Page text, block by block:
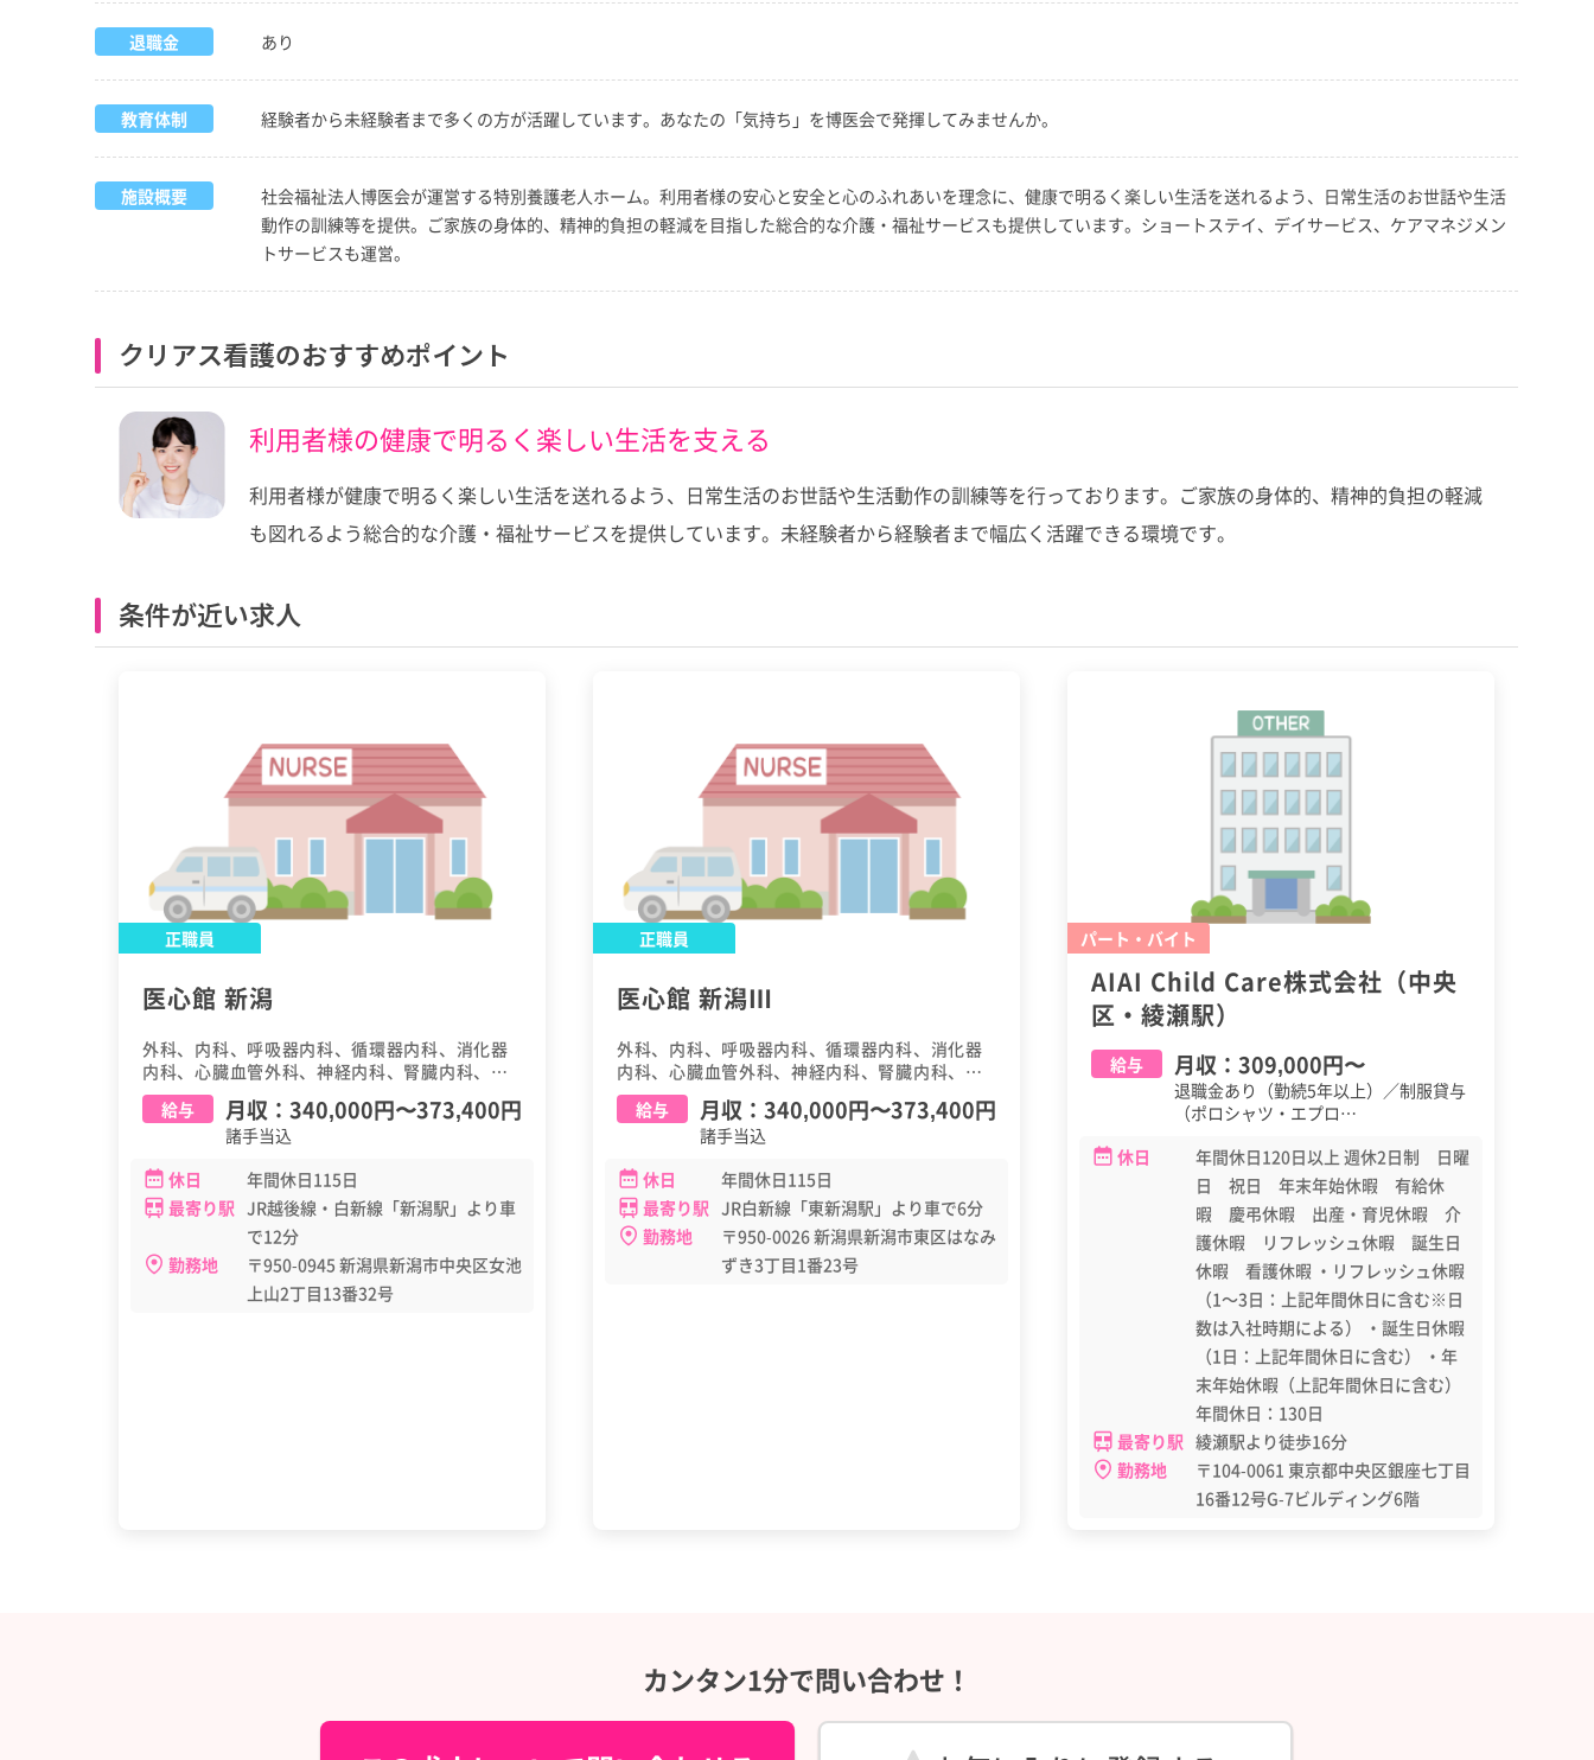
退職金 あり
教育体制 経験者から未経験者まで多くの方が活躍しています。あなたの「気持ち」を博医会で発揮してみませんか。
施設概要
社会福祉法人博医会が運営する特別養護老人ホーム。利用者様の安心と安全と心のふれあいを理念に、健康で明るく楽しい生活を送れるよう、日常生活のお世話や生活
動作の訓練等を提供。ご家族の身体的、精神的負担の軽減を目指した総合的な介護・福祉サービスも提供しています。ショートステイ、デイサービス、ケアマネジメン
トサービスも運営。
クリアス看護のおすすめポイント
利用者様の健康で明るく楽しい生活を支える
利用者様が健康で明るく楽しい生活を送れるよう、日常生活のお世話や生活動作の訓練等を行っております。ご家族の身体的、精神的負担の軽減
も図れるよう総合的な介護・福祉サービスを提供しています。未経験者から経験者まで幅広く活躍できる環境です。
条件が近い求人
正職員
医心館 新潟
外科、内科、呼吸器内科、循環器内科、消化器
内科、心臓血管外科、神経内科、腎臓内科、糖
尿病・内分泌内科、脳神経外科、泌尿器科、消
化器外科、呼吸器外科、血液内科、緩和ケア科
給与 月収： 340,000円〜373,400円
諸手当込
休日
年間休日115日
最寄り駅 JR越後線・白新線「新潟駅」より車
で12分
勤務地
〒950-0945 新潟県新潟市中央区女池
上山2丁目13番32号
正職員
医心館 新潟Ⅲ
外科、内科、呼吸器内科、循環器内科、消化器
内科、心臓血管外科、神経内科、腎臓内科、糖
尿病・内分泌内科、泌尿器科、消化器外科、呼
吸器外科、血液内科、緩和ケア科
給与 月収： 340,000円〜373,400円
諸手当込
休日
年間休日115日
最寄り駅 JR白新線「東新潟駅」より車で6分
勤務地
〒950-0026 新潟県新潟市東区はなみ
ずき3丁目1番23号
パート・バイト
AIAI Child Care株式会社（中央
区・綾瀬駅）
給与 月収： 309,000円〜
退職金あり（勤続5年以上）／制服貸与
（ポロシャツ・エプロ…
休日
年間休日120日以上 週休2日制 日曜
日 祝日 年末年始休暇 有給休
暇 慶弔休暇 出産・育児休暇 介
護休暇 リフレッシュ休暇 誕生日
休暇 看護休暇 ・リフレッシュ休暇
（1～3日：上記年間休日に含む※日
数は入社時期による） ・誕生日休暇
（1日：上記年間休日に含む） ・年
末年始休暇（上記年間休日に含む）
年間休日：130日
最寄り駅 綾瀬駅より徒歩16分
勤務地
〒104-0061 東京都中央区銀座七丁目
16番12号G-7ビルディング6階
カンタン1分で問い合わせ！